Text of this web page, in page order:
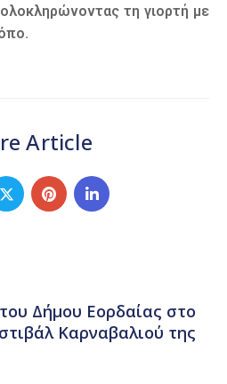
τη γιορτή με
Article
Δήμου Εορδαίας στο
Καρναβαλιού της